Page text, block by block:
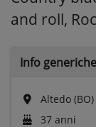
and roll,
Info generiche
Altedo
37 anni